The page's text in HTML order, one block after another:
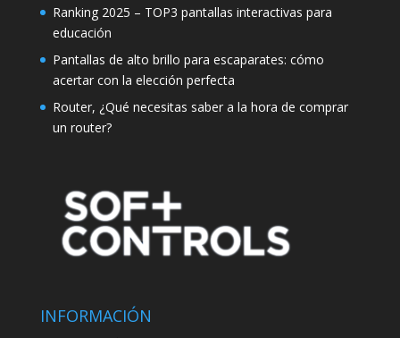
Ranking 2025 – TOP3 pantallas interactivas para
educación
Pantallas de alto brillo para escaparates: cómo
acertar con la elección perfecta
Router, ¿Qué necesitas saber a la hora de comprar
un router?
INFORMACIÓN